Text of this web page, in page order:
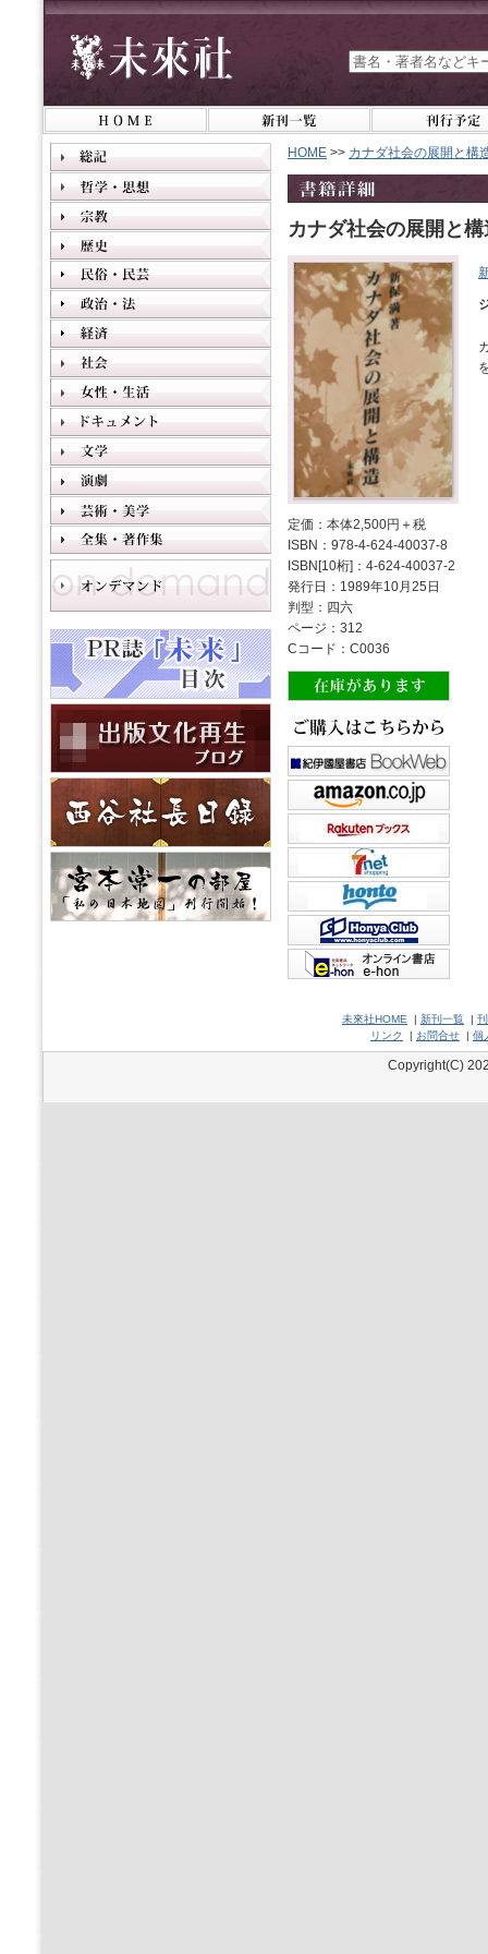
HOME >> カナダ社会の展開と構
カナダ社会の展開と構
定価：本体2,500円＋税
ISBN：978-4-624-40037-8
ISBN[10桁]：4-624-40037-2
発行日：1989年10月25日
判型：四六
ページ：312
Cコード：C0036
未來社HOME | 新刊一覧 |
リンク
| お問合せ | 個
Copyright(C)